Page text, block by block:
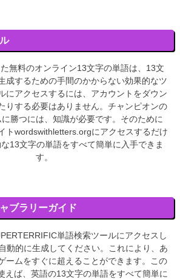
無料のオンライン13文字の単語は、13文
成するための手間のかからない効果的なツ
にアクセスするには、アカウントをダウン
りする必要はありません。チャンピオンの
勝つには、知識が必要です。そのために
トwordswithletters.orgにアクセスするだけ
13文字の単語をすべて簡単に入手できま
す。
ブラリーガイド
単語検索ツールにアクセスし
動的に生成してください。これにより、あ
ームをすぐに超えることができます。この
えば、英語の13文字の単語をすべて簡単に